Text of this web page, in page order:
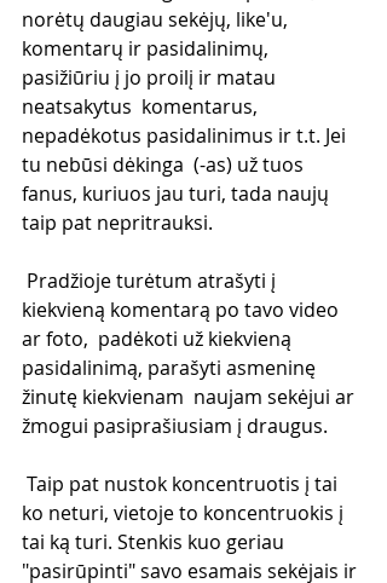
norėtų daugiau sekėjų, like'u,
komentarų ir pasidalinimų,
pasižiūriu į jo proilį ir matau
neatsakytus  komentarus,
nepadėkotus pasidalinimus ir t.t. Jei
tu nebūsi dėkinga  (-as) už tuos
fanus, kuriuos jau turi, tada naujų
taip pat nepritrauksi.
kiekvieną komentarą po tavo video
ar foto,  padėkoti už kiekvieną
pasidalinimą, parašyti asmeninę
žinutę kiekvienam  naujam sekėjui ar
žmogui pasiprašiusiam į draugus.
ko neturi, vietoje to koncentruokis į
tai ką turi. Stenkis kuo geriau
"pasirūpinti" savo esamais sekėjais ir